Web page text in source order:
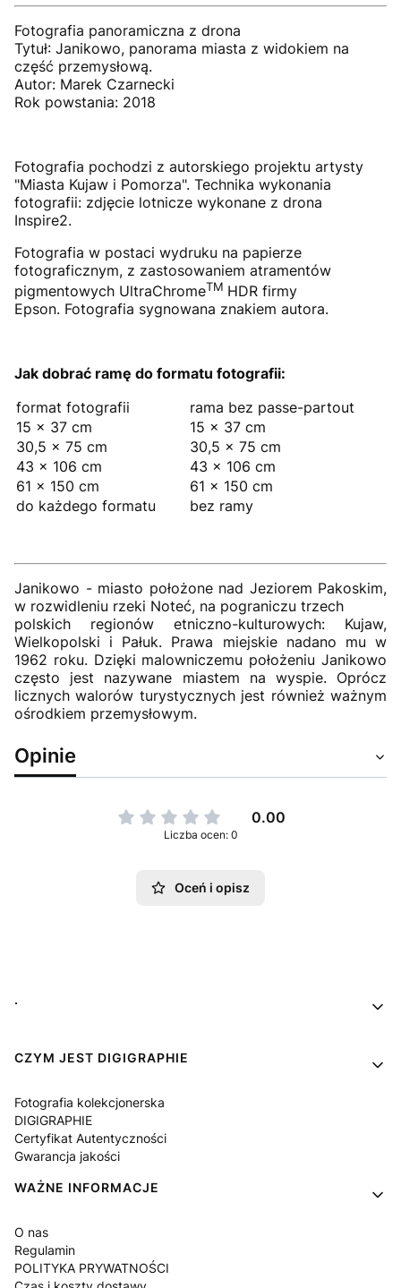
Fotografia panoramiczna z drona
Tytuł: Janikowo, panorama miasta z widokiem na
część przemysłową.
Autor: Marek Czarnecki
Rok powstania: 2018
Fotografia pochodzi z autorskiego projektu artysty
"Miasta Kujaw i Pomorza". Technika wykonania
fotografii: zdjęcie lotnicze wykonane z drona
Inspire2.
Fotografia w postaci wydruku na papierze
fotograficznym, z zastosowaniem atramentów
pigmentowych UltraChromeTM HDR firmy
Epson. Fotografia sygnowana znakiem autora.
Jak dobrać ramę do formatu fotografii:
format fotografii
rama bez passe-partout
15 × 37 cm
15 × 37 cm
30,5 × 75 cm
30,5 × 75 cm
43 × 106 cm
43 × 106 cm
61 × 150 cm
61 × 150 cm
do każdego formatu
bez ramy
Janikowo - miasto położone nad Jeziorem Pakoskim,
w rozwidleniu rzeki Noteć, na pograniczu trzech
polskich regionów etniczno-kulturowych: Kujaw,
Wielkopolski i Pałuk. Prawa miejskie nadano mu w
1962 roku. Dzięki malowniczemu położeniu Janikowo
często jest nazywane miastem na wyspie. Oprócz
licznych walorów turystycznych jest również ważnym
ośrodkiem przemysłowym.
Opinie
0.00
Liczba ocen: 0
Oceń i opisz
Linki w stopce
.
CZYM JEST DIGIGRAPHIE
Fotografia kolekcjonerska
DIGIGRAPHIE
Certyfikat Autentyczności
Gwarancja jakości
WAŻNE INFORMACJE
O nas
Regulamin
POLITYKA PRYWATNOŚCI